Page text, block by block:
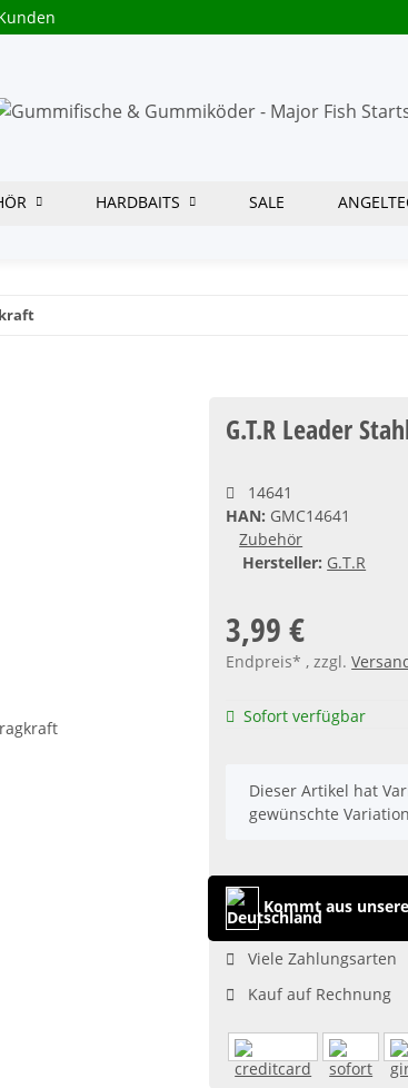
HARDBAITS SALE
G.T.R Leader
14641
HAN: GMC14641
Zubehör
Hersteller: G.T.R
3,99 €
Endpreis* , zzgl.
Sofort verfügbar
x
Dieser Artikel hat
gewünschte
Kommt aus
Viele Zahlungsarten
Kauf auf Rechnung